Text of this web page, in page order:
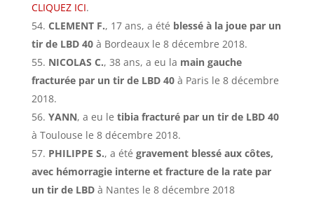
CLIQUEZ ICI.
CLEMENT F., 17 ans, a été blessé à la joue par un
tir de LBD 40à Bordeaux le 8 décembre 2018.
NICOLAS C., 38 ans, a eu la main gauche
fracturée par un tir de LBD 40à Paris le 8 décembre
2018.
YANN, a eu le tibia fracturé par un tir de LBD 40
à Toulouse le 8 décembre 2018.
PHILIPPE S., a été gravement blessé aux côtes,
avec hémorragie interne et fracture de la rate par
un tir de LBDà Nantes le 8 décembre 2018